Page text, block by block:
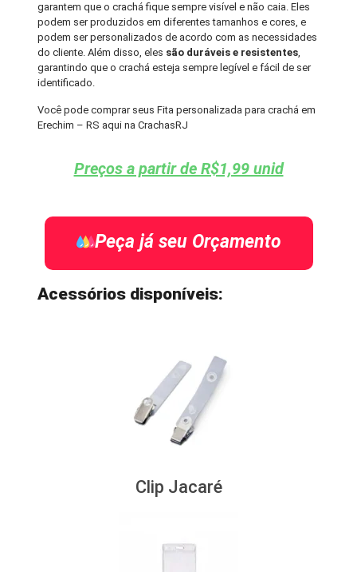
garantem que o crachá fique sempre visível e não caia. Eles
podem ser produzidos em diferentes tamanhos e cores, e
podem ser personalizados de acordo com as necessidades
do cliente. Além disso, eles são duráveis e resistentes,
garantindo que o crachá esteja sempre legível e fácil de ser
identificado.
Você pode comprar seus Fita personalizada para crachá em
Erechim – RS aqui na CrachasRJ
Preços a partir de R$1,99 unid
Peça já seu Orçamento
Acessórios disponíveis:
Clip Jacaré